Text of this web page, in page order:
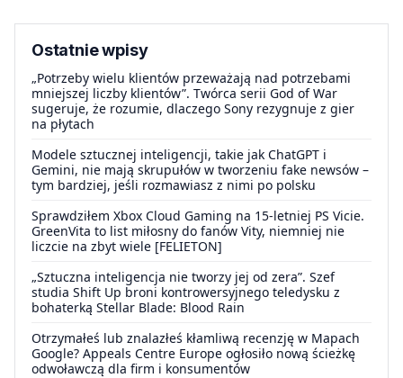
Ostatnie wpisy
„Potrzeby wielu klientów przeważają nad potrzebami
mniejszej liczby klientów”. Twórca serii God of War
sugeruje, że rozumie, dlaczego Sony rezygnuje z gier
na płytach
Modele sztucznej inteligencji, takie jak ChatGPT i
Gemini, nie mają skrupułów w tworzeniu fake newsów –
tym bardziej, jeśli rozmawiasz z nimi po polsku
Sprawdziłem Xbox Cloud Gaming na 15-letniej PS Vicie.
GreenVita to list miłosny do fanów Vity, niemniej nie
liczcie na zbyt wiele [FELIETON]
„Sztuczna inteligencja nie tworzy jej od zera”. Szef
studia Shift Up broni kontrowersyjnego teledysku z
bohaterką Stellar Blade: Blood Rain
Otrzymałeś lub znalazłeś kłamliwą recenzję w Mapach
Google? Appeals Centre Europe ogłosiło nową ścieżkę
odwoławczą dla firm i konsumentów